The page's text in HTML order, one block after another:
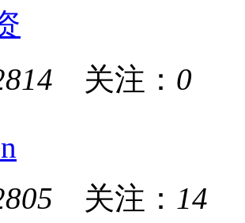
关注： 0
关注： 14